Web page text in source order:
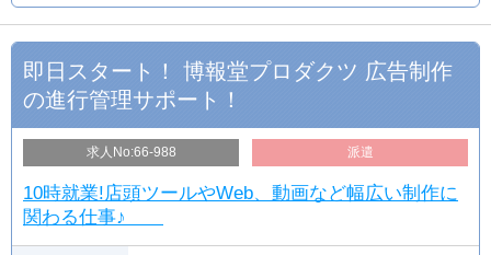
即日スタート！ 博報堂プロダクツ 広告制作
の進行管理サポート！
求人No:66-988 派遣
10時就業!店頭ツールやWeb、動画など幅広い制作に
関わる仕事♪